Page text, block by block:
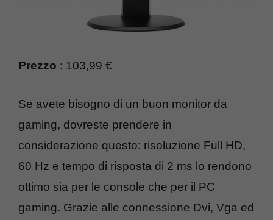
Prezzo : 103,99 €
Se avete bisogno di un buon monitor da
gaming, dovreste prendere in
considerazione questo: risoluzione Full HD,
60 Hz e tempo di risposta di 2 ms lo rendono
ottimo sia per le console che per il PC
gaming. Grazie alle connessione Dvi, Vga ed